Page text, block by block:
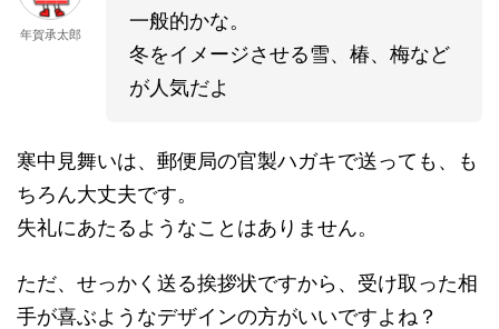
年賀承太郎
一般的かな。
冬をイメージさせる雪、椿、梅など
が人気だよ
寒中見舞いは、郵便局の官製ハガキで送っても、も
ちろん大丈夫です。
失礼にあたるようなことはありません。
ただ、せっかく送る挨拶状ですから、受け取った相
手が喜ぶようなデザインの方がいいですよね？